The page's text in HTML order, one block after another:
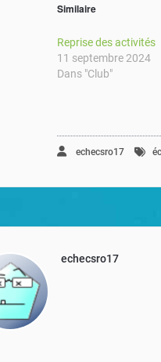
Similaire
Reprise des activités
11 septembre 2024
Dans "Club"
echecsro17
echecsro17